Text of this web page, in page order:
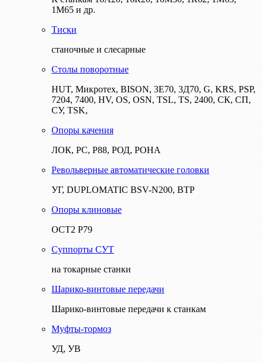
1М65 и др.
Тиски
станочные и слесарные
Столы поворотные
HUT, Микротех, BISON, 3Е70, 3Д70, G, KRS, PSP,
7204, 7400, HV, OS, OSN, TSL, TS, 2400, СК, СП,
СУ, TSK,
Опоры качения
ЛОК, РС, Р88, РОД, РОНА
Револьверные автоматические головки
УГ, DUPLOMATIC BSV-N200, ВТР
Опоры клиновые
ОСТ2 Р79
Суппорты СУТ
на токарные станки
Шарико-винтовые передачи
Шарико-винтовые передачи к станкам
Муфты-тормоз
УД, УВ